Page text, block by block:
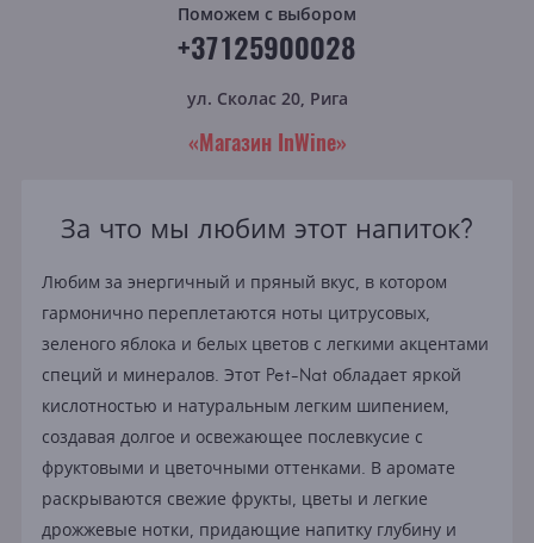
Поможем с выбором
+37125900028
ул. Сколас 20, Рига
«Магазин InWine»
За что мы любим этот напиток?
Любим за энергичный и пряный вкус, в котором
гармонично переплетаются ноты цитрусовых,
зеленого яблока и белых цветов с легкими акцентами
специй и минералов. Этот Pet-Nat обладает яркой
кислотностью и натуральным легким шипением,
создавая долгое и освежающее послевкусие с
фруктовыми и цветочными оттенками. В аромате
раскрываются свежие фрукты, цветы и легкие
дрожжевые нотки, придающие напитку глубину и